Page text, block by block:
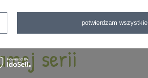
serii
potwierdzam wszystkie